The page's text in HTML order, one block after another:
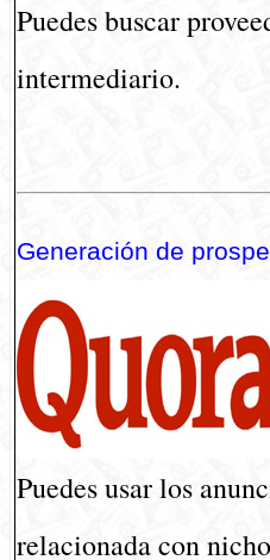
Puedes buscar
intermediario.
Generación de
Puedes usar los
relacionada con